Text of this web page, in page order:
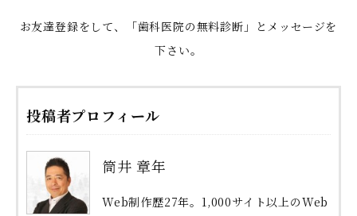
お友達登録をして、「歯科医院の無料診断」とメッセージを
下さい。
投稿者プロフィール
筒井 章年
Web制作歴27年。1,000サイト以上のWeb